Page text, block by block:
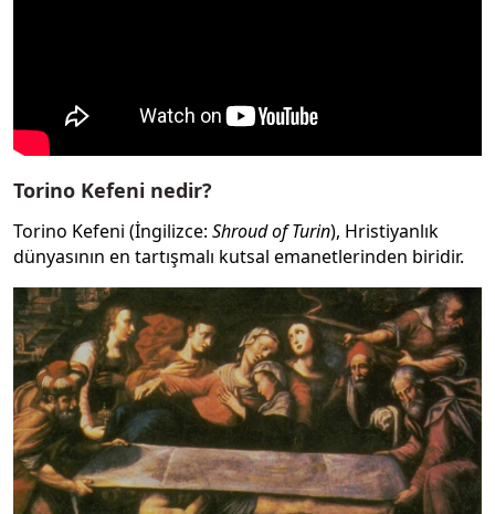
Torino Kefeni nedir?
Torino Kefeni (İngilizce: Shroud of Turin), Hristiyanlık
dünyasının en tartışmalı kutsal emanetlerinden biridir.